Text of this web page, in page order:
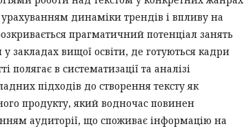
динаміки трендів і впливу на
прагматичний потенціал занять
у закладах вищої освіти, де готуються кадри
полягає в систематизації та аналізі
підходів до створення тексту як
продукту, який водночас повинен
аудиторії, що споживає інформацію на